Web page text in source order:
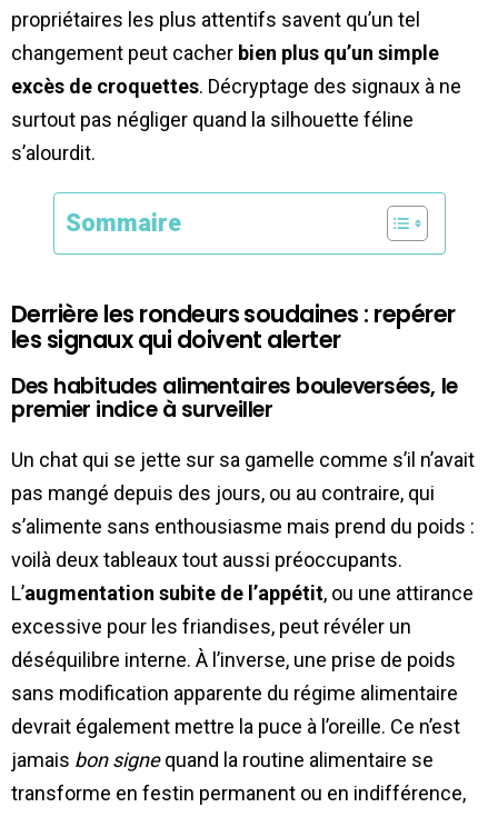
propriétaires les plus attentifs savent qu’un tel
changement peut cacher bien plus qu’un simple
excès de croquettes. Décryptage des signaux à ne
surtout pas négliger quand la silhouette féline
s’alourdit.
Sommaire
Derrière les rondeurs soudaines : repérer
les signaux qui doivent alerter
Des habitudes alimentaires bouleversées, le
premier indice à surveiller
Un chat qui se jette sur sa gamelle comme s’il n’avait
pas mangé depuis des jours, ou au contraire, qui
s’alimente sans enthousiasme mais prend du poids :
voilà deux tableaux tout aussi préoccupants.
L’augmentation subite de l’appétit, ou une attirance
excessive pour les friandises, peut révéler un
déséquilibre interne. À l’inverse, une prise de poids
sans modification apparente du régime alimentaire
devrait également mettre la puce à l’oreille. Ce n’est
jamais bon signequand la routine alimentaire se
transforme en festin permanent ou en indifférence,